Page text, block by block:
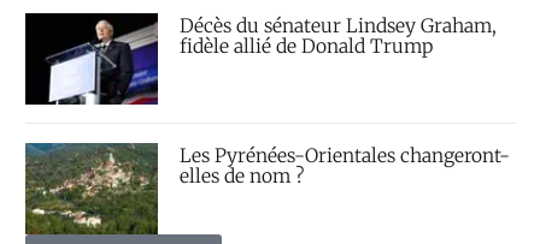
Décès du sénateur Lindsey Graham,
fidèle allié de Donald Trump
Les Pyrénées-Orientales changeront-
elles de nom ?